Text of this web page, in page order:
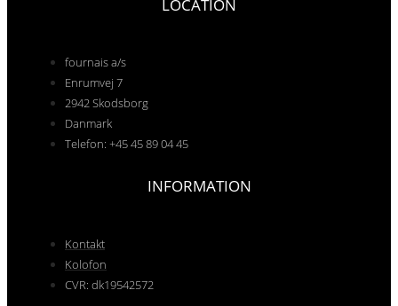
LOCATION
fournais a/s
Enrumvej 7
2942 Skodsborg
Danmark
Telefon: +45 45 89 04 45
INFORMATION
Kontakt
Kolofon
CVR: dk19542572